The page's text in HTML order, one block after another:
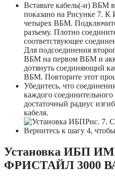
Вставьте кабель(-и) ВБМ
показано на Рисунке 7.
четырех ВБМ.
разъему. Плотно
соответствующее
Для подсоединения
ВБМ на первом ВБМ и
дотянуть соединяющий
ВБМ. Повторите этот
Убедитесь, что
каждого соединительного
достаточный радиус
кабеля.
Рис. 7.
Вернитесь к шагу 4,
Установка ИБП
ФРИСТАЙЛ 3000